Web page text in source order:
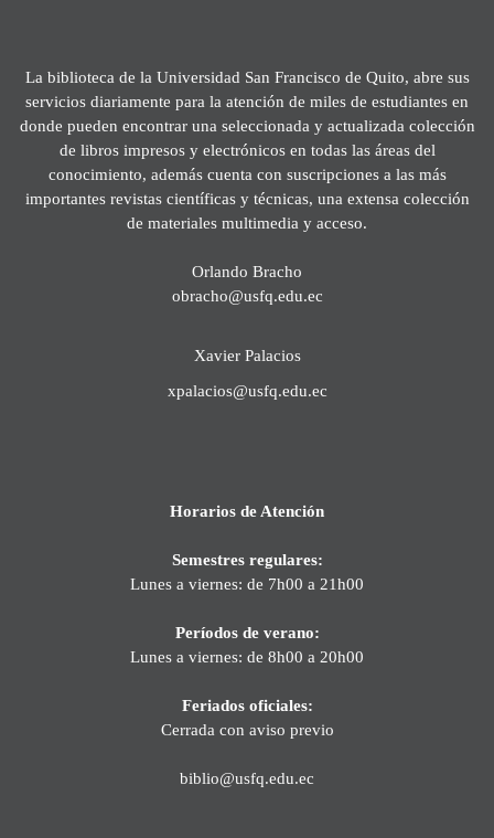
La biblioteca de la Universidad San Francisco de Quito, abre sus
servicios diariamente para la atención de miles de estudiantes en
donde pueden encontrar una seleccionada y actualizada colección
de libros impresos y electrónicos en todas las áreas del
conocimiento, además cuenta con suscripciones a las más
importantes revistas científicas y técnicas, una extensa colección
de materiales multimedia y acceso.
Orlando Bracho
obracho@usfq.edu.ec
Xavier Palacios
xpalacios@usfq.edu.ec
Horarios de Atención
Semestres regulares:
Lunes a viernes: de 7h00 a 21h00
Períodos de verano:
Lunes a viernes: de 8h00 a 20h00
Feriados oficiales:
Cerrada con aviso previo
biblio@usfq.edu.ec